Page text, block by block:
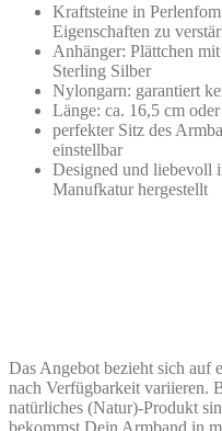
Kraftsteine in
Eigenschaften zu
Anhänger: Plättchen
Sterling Silber
Nylongarn: garantiert
Länge: ca. 16,5 cm
perfekter Sitz des
einstellbar
Designed und ​liebevoll
Manufkatur hergestellt
Das Angebot bezieht sich auf
nach Verfügbarkeit variieren.
natürliches (Natur)-Produkt
bekommst Dein Armband in